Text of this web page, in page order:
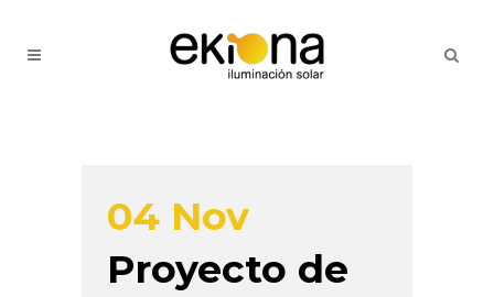
04 Nov
Proyecto de